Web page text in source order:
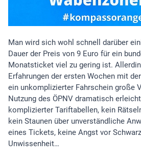
Man wird sich wohl schnell darüber
Dauer der Preis von 9 Euro für ein
Monatsticket viel zu gering ist.
Erfahrungen der ersten Wochen mit
ein unkomplizierter Fahrschein große
Nutzung des ÖPNV dramatisch
komplizierter Tariftabellen, kein
kein Staunen über unverständliche
eines Tickets, keine Angst vor
Unwissenheit…